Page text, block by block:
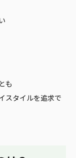
も
スタイルを追求で